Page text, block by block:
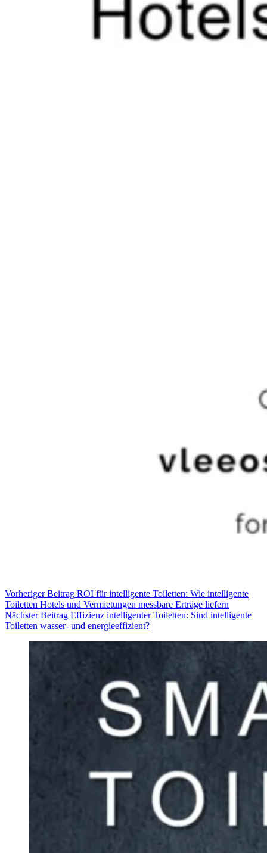
VorherigerBeitrag ROI für intelligente Toiletten: Wie intelligente
Toiletten Hotels und Vermietungen messbare Erträge liefern
NächsterBeitrag Effizienz intelligenter Toiletten: Sind intelligente
Toiletten wasser- und energieeffizient?